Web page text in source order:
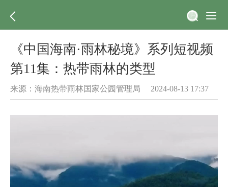
《中国海南·雨林秘境》系列短视频
第11集：热带雨林的类型
来源：海南热带雨林国家公园管理局 2024-08-13 17:37